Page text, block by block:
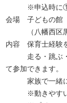
※申込時に①②
会場 子どもの
（八幡西区黒
内容 保育士経験
走る・跳ぶ・バ
て参加できます。
家族で一緒に
※動きやすい服